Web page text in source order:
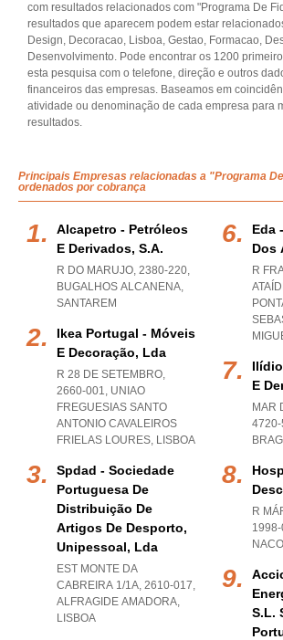
com resultados relacionados com "Programa De
resultados que aparecem podem estar
Design, Decoracao, Lisboa, Gestao, Formacao,
Desenvolvimento. Pode encontrar os 1200
esta pesquisa com o telefone, direção e outros
financeiros das empresas. Baseamos em
atividade ou denominação de cada empresa para
resultados.
Principais Empresas relacionadas a "Programa
ordenados por cobrança
Alcapetro - Petróleos
E Derivados, S.a.
R DO MARUJO, 2380-220,
BUGALHOS ALCANENA,
SANTAREM
Ikea Portugal - Móveis
E Decoração, Lda
R 28 DE SETEMBRO,
2660-001, UNIAO
FREGUESIAS SANTO
ANTONIO CAVALEIROS
FRIELAS LOURES, LISBOA
Spdad - Sociedade
Portuguesa De
Distribuição De
Artigos De Desporto,
Unipessoal, Lda
EST MONTE DA
CABREIRA 1/1A, 2610-017,
ALFRAGIDE AMADORA,
LISBOA
Eda
Dos
R
E
MAR
4720-
R
S.l.